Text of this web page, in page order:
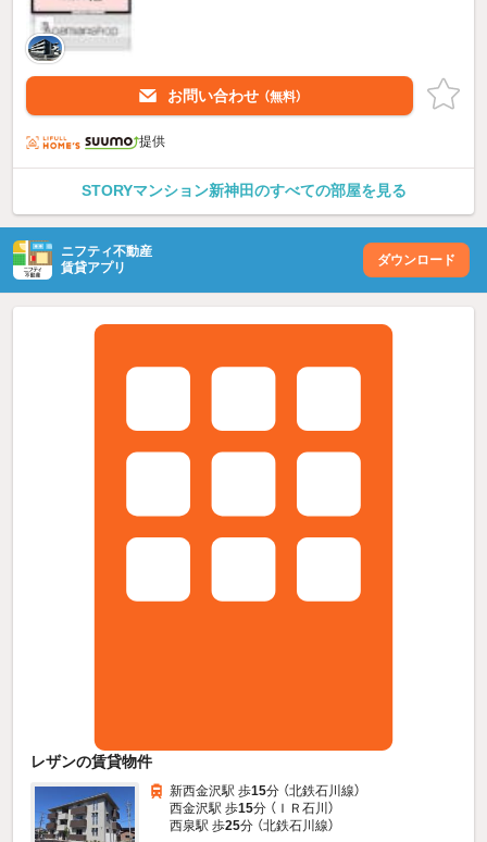
お問い合わせ （無料）
提供
STORYマンション新神田のすべての部屋を見る
ニフティ不動産
賃貸アプリ
ダウンロード
レザンの賃貸物件
新西金沢駅 歩15分 （北鉄石川線）
西金沢駅 歩15分 （ＩＲ石川）
西泉駅 歩25分 （北鉄石川線）